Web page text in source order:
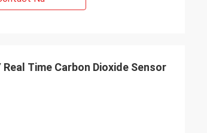
Time Carbon Dioxide Sensor